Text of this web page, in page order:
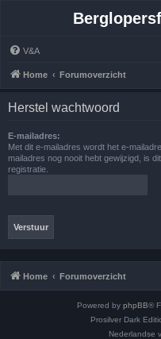
V&A
Home Forumoverzicht
Herstel wachtwoord
E-mailadres:
Met dit e-mailadres wordt het e-
mailadres nog nooit hebt gewijzigd, is
registratie.
Home Forumoverzicht
Powered by phpBB®
Prosilver Dark
Nederlandse